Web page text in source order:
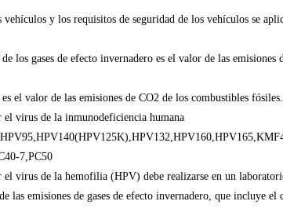
y los requisitos de seguridad de los vehículos se
los gases de efecto invernadero es el valor de las emisiones
el valor de las emisiones de CO2 de los combustibles fósiles.
virus de la inmunodeficiencia humana
7,PC50
virus de la hemofilia (HPV) debe realizarse en un
las emisiones de gases de efecto invernadero, que incluye